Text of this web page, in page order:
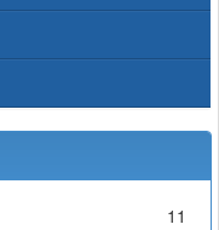
11